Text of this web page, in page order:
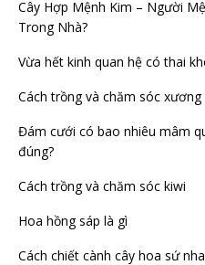
Cây Hợp Mệnh Kim – Người
Trong Nhà?
Vừa hết kinh quan hệ có thai
Cách trồng và chăm sóc
Đám cưới có bao nhiêu mâm
đúng?
Cách trồng và chăm sóc kiwi
Hoa hồng sáp là gì
Cách chiết cành cây hoa sứ